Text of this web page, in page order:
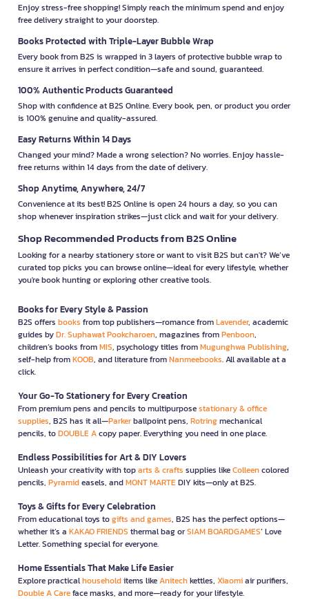
Enjoy stress-free shopping! Simply reach the minimum spend and enjoy
free delivery straight to your doorstep.
Books Protected with Triple-Layer Bubble Wrap
Every book from B2S is wrapped in 3 layers of protective bubble wrap to
ensure it arrives in perfect condition—safe and sound, guaranteed.
100% Authentic Products Guaranteed
Shop with confidence at B2S Online. Every book, pen, or product you order
is 100% genuine and quality-assured.
Easy Returns Within 14 Days
Changed your mind? Made a wrong selection? No worries. Enjoy hassle-
free returns within 14 days from the date of delivery.
Shop Anytime, Anywhere, 24/7
Convenience at its best! B2S Online is open 24 hours a day, so you can
shop whenever inspiration strikes—just click and wait for your delivery.
Shop Recommended Products from B2S Online
Looking for a nearby stationery store or want to visit B2S but can't? We’ve
curated top picks you can browse online—ideal for every lifestyle, whether
you're book hunting or exploring other creative tools.
Books for Every Style & Passion
B2S offers books from top publishers—romance fromLavender, academic
guides byDr. Suphawat Pookcharoen, magazines fromPenboon,
children’s books fromMIS, psychology titles fromMugunghwa Publishing,
self-help fromKOOB, and literature fromNanmeebooks. All available at a
click.
Your Go-To Stationery for Every Creation
From premium pens and pencils to multipurposestationary & office
supplies, B2S has it all—Parkerballpoint pens, Rotringmechanical
pencils, toDOUBLE Acopy paper. Everything you need in one place.
Endless Possibilities for Art & DIY Lovers
Unleash your creativity with toparts & crafts supplies likeColleencolored
pencils, Pyramideasels, andMONT MARTEDIY kits—only at B2S.
Toys & Gifts for Every Celebration
From educational toys togifts and games, B2S has the perfect options—
whether it’s a KAKAO FRIENDS thermal bag orSIAM BOARDGAMES’ Love
Letter. Something special for everyone.
Home Essentials That Make Life Easier
Explore practicalhouseholditems likeAnitechkettles, Xiaomiair purifiers,
Double A Careface masks, and more—ready for your lifestyle.